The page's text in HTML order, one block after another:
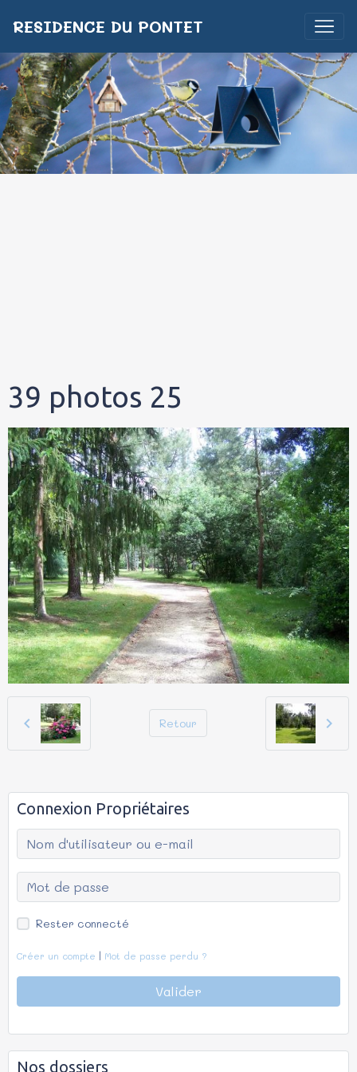
RESIDENCE DU PONTET
39 photos 25
Retour
Connexion Propriétaires
Rester connecté
Créer un compte | Mot de passe perdu ?
Valider
Nos dossiers